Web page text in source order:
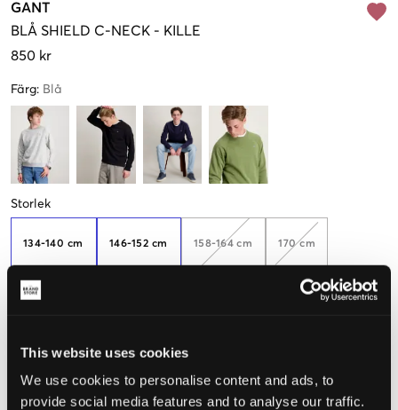
This website uses cookies
We use cookies to personalise content and ads, to
provide social media features and to analyse our traffic.
GANT
BLÅ SHIELD C-NECK - KILLE
850 kr
Färg: Blå
Storlek
134-140 cm 146-152 cm 158-164 cm 170 cm
Upplevd storlek